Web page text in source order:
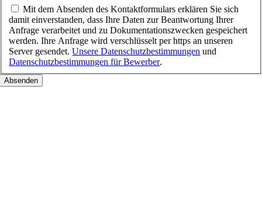
Mit dem Absenden des Kontaktformulars erklären Sie sich
damit einverstanden, dass Ihre Daten zur Beantwortung Ihrer
Anfrage verarbeitet und zu Dokumentationszwecken gespeichert
werden. Ihre Anfrage wird verschlüsselt per https an unseren
Server gesendet.Unsere Datenschutzbestimmungen und
Datenschutzbestimmungen für Bewerber.